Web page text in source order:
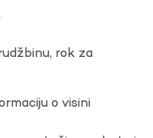
rok za
o visini